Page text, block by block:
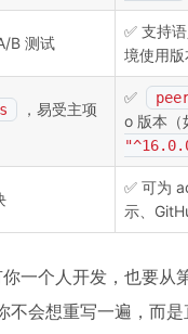
B 测试
✅ 支持
境使用版
，易受主项
✅
o 版本（
✅ 可为
示、
一个人开发，也要从
不会想重写一遍，而